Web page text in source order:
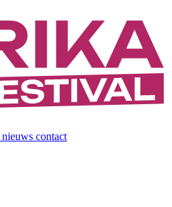
nieuws contact